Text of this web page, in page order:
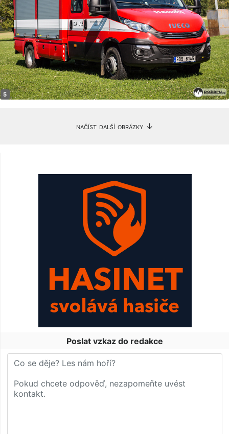
načíst další obrázky ↓
Poslat vzkaz do redakce